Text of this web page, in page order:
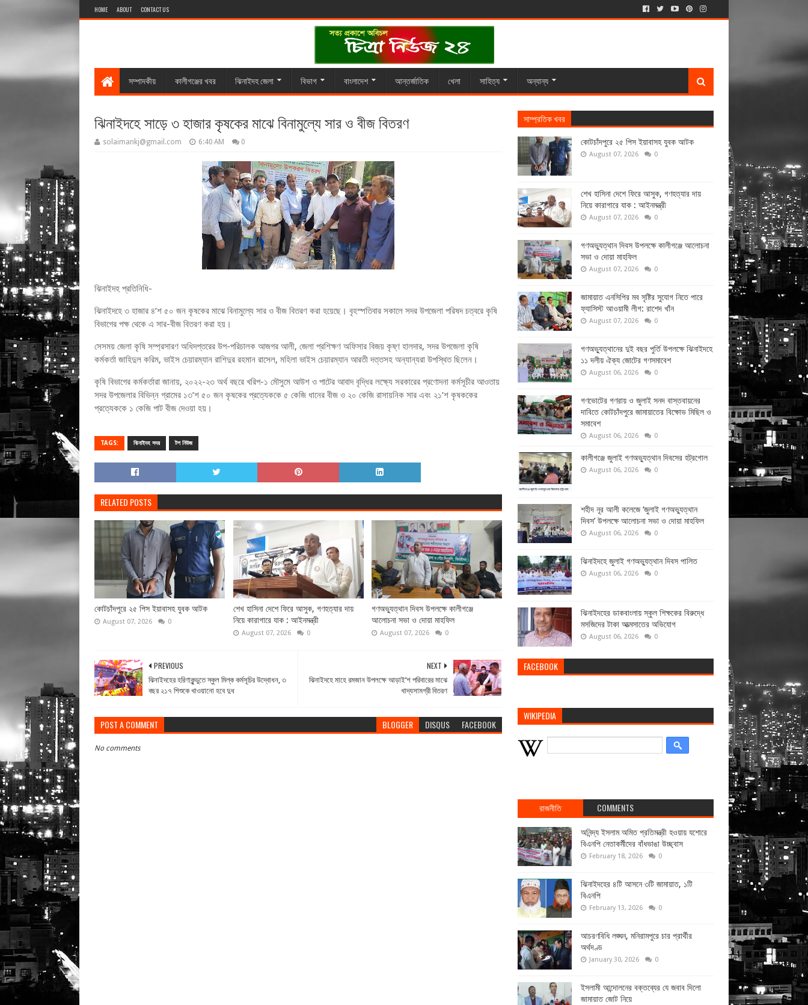
HOME ABOUT CONTACT US
সম্পাদকীয় কালীগঞ্জের খবর ঝিনাইদহ জেলা বিভাগ বাংলাদেশ আন্তর্জাতিক খেলা সাহিত্য অন্যান্য
ঝিনাইদহে সাড়ে ৩ হাজার কৃষকের মাঝে বিনামুল্যে সার ও বীজ বিতরণ
solaimankj@gmail.com 6:40 AM 0
ঝিনাইদহ প্রতিনিধি-
ঝিনাইদহে ৩ হাজার ৪’শ ৫০ জন কৃষকের মাঝে বিনামুল্যে সার ও বীজ বিতরণ করা হয়েছে। বৃহস্পতিবার সকালে সদর উপজেলা পরিষদ চত্বরে কৃষি
বিভাগের পক্ষ থেকে এ সার-বীজ বিতরণ করা হয়।
সেসময় জেলা কৃষি সম্প্রসারণ অধিদপ্তরের উপ-পরিচালক আজগর আলী, জেলা প্রশিক্ষণ অফিসার বিজয় কৃষ্ণ হালদার, সদর উপজেলা কৃষি
কর্মকর্তা জাহিদুল করিম, ভাইস চেয়ারম্যান রাশিদুর রহমান রাসেল, মহিলা ভাইস চেয়ারম্যান আরতী দত্তসহ অন্যান্যরা উপস্থিত ছিলেন।
কৃষি বিভাগের কর্মকর্তারা জানায়, ২০২২-২৩ অর্থ বছরে খরিপ-১ মৌসুমে আউশ ও পাটের আবাদ বৃদ্ধির লক্ষ্যে সরকারের প্রণোদনা কর্মসূচীর আওতায়
সদর উপজেলার বিভিন্ন গ্রামের ১৩’শ ৫০ জন কৃষকের প্রত্যেককে ৫ কেজি ধানের বীজ ও ২০ কেজি রাসায়নিক সার এবং ২১’শ কৃষককের
প্রত্যেককে ১ কেজি পাট বীজ দেওয়া হয়।
TAGS: ঝিনাইদহ সদর টপ নিউজ
RELATED POSTS
কোটচাঁদপুরে ২৫ পিস ইয়াবাসহ যুবক আটক
August 07, 2026 0
শেখ হাসিনা দেশে ফিরে আসুক, গণহত্যার দায়
নিয়ে কারাগারে যাক : আইনমন্ত্রী
August 07, 2026 0
গণঅভ্যুত্থান দিবস উপলক্ষে কালীগঞ্জে
আলোচনা সভা ও দোয়া মাহফিল
August 07, 2026 0
NEXT
ঝিনাইদহে মাহে রমজান উপলক্ষে আড়াই’শ পরিবারের মাঝে
খাদ্যসামগ্রী বিতরণ
PREVIOUS
ঝিনাইদহের হরিণাকুন্ডুতে স্কুল মিল্ক কর্মসূচির উদ্বোধন, ৩
বছর ২১৭ শিশুকে খাওয়ানো হবে দুধ
POST A COMMENT BLOGGER DISQUS FACEBOOK
No comments
সাম্প্রতিক খবর
কোটচাঁদপুরে ২৫ পিস ইয়াবাসহ যুবক আটক
August 07, 2026 0
শেখ হাসিনা দেশে ফিরে আসুক, গণহত্যার দায়
নিয়ে কারাগারে যাক : আইনমন্ত্রী
August 07, 2026 0
গণঅভ্যুত্থান দিবস উপলক্ষে কালীগঞ্জে আলোচনা
সভা ও দোয়া মাহফিল
August 07, 2026 0
জামায়াত এনসিপির মব সৃষ্টির সুযোগ নিতে পারে
ফ্যাসিস্ট আওয়ামী লীগ: রাশেদ খাঁন
August 07, 2026 0
গণঅভ্যুত্থানের দুই বছর পুর্তি উপলক্ষে ঝিনাইদহে
১১ দলীয় ঐক্য জোটের গণসমাবেশ
August 06, 2026 0
গণভোটের গণরায় ও জুলাই সনদ বাস্তবায়নের
দাবিতে কোটচাঁদপুরে জামায়াতের বিক্ষোভ মিছিল ও
সমাবেশ
August 06, 2026 0
কালীগঞ্জে জুলাই গণঅভ্যুত্থান দিবসের হট্রগোল
August 06, 2026 0
শহীদ নূর আলী কলেজে ‘জুলাই গণঅভ্যুত্থান
দিবস’ উপলক্ষে আলোচনা সভা ও দোয়া মাহফিল
August 06, 2026 0
ঝিনাইদহে জুলাই গণঅভ্যুত্থান দিবস পালিত
August 06, 2026 0
ঝিনাইদহের ডাকবাংলায় স্কুল শিক্ষকের বিরুদ্ধে
মসজিদের টাকা আত্মসাতের অভিযোগ
August 06, 2026 0
FACEBOOK
WIKIPEDIA
রাজনীতি COMMENTS
অনিন্দ্য ইসলাম অমিত প্রতিমন্ত্রী হওয়ায় যশোরে
বিএনপি নেতাকর্মীদের বাঁধভাঙা উচ্ছ্বাস
February 18, 2026 0
ঝিনাইদহের ৪টি আসনে ৩টি জামায়াত, ১টি
বিএনপি
February 13, 2026 0
আচরণবিধি লঙ্ঘন, মনিরামপুরে চার প্রার্থীর
অর্থদণ্ড
January 30, 2026 0
ইসলামী আন্দোলনের বক্তব্যের যে জবাব দিলো
জামায়াত জোট নিয়ে